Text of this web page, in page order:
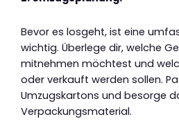
Bevor es losgeht, ist eine
wichtig. Überlege dir, welche
mitnehmen möchtest und
oder verkauft werden sollen.
Umzugskartons und besorge
Verpackungsmaterial.